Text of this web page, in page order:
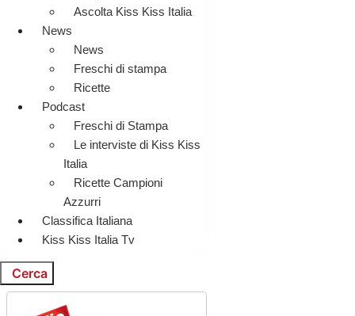
Ascolta Kiss Kiss Italia
News
News
Freschi di stampa
Ricette
Podcast
Freschi di Stampa
Le interviste di Kiss Kiss
Italia
Ricette Campioni
Azzurri
Classifica Italiana
Kiss Kiss Italia Tv
Cerca